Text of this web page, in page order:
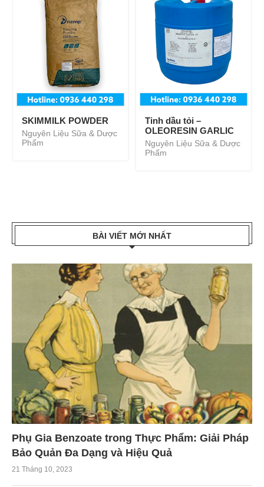
SKIMMILK POWDER
Nguyên Liệu Sữa & Dược
Phẩm
Tinh dầu tỏi –
OLEORESIN GARLIC
Nguyên Liệu Sữa & Dược
Phẩm
BÀI VIẾT MỚI NHẤT
Phụ Gia Benzoate trong Thực Phẩm: Giải Pháp
Bảo Quản Đa Dạng và Hiệu Quả
21 Tháng 10, 2023